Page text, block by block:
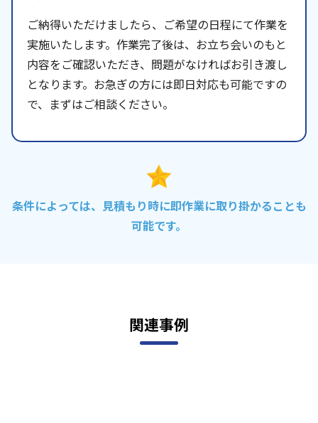
ご納得いただけましたら、ご希望の日程にて作業を
実施いたします。作業完了後は、お立ち会いのもと
内容をご確認いただき、問題がなければお引き渡し
となります。お急ぎの方には即日対応も可能ですの
で、まずはご相談ください。
条件によっては、見積もり時に即作業に取り掛かることも
可能です。
関連事例